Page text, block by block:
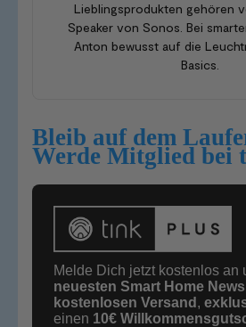
Lieblingsprodukten gehören
Speaker von Sonos. Bei
Anton bewusst auf die
Basics.
Bleib auf dem
Werde Mitglied bei
Melde Dich jetzt kostenlos an
neuesten Smart Home News
kostenlosen Versand ,
einen 10€